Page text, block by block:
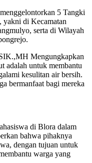
5 Tangki
yakni di Kecamatan
serta di Wilayah
Mengungkapkan
adalah untuk membantu
kesulitan air bersih.
bermanfaat bagi mereka
di Blora dalam
bahwa pihaknya
dengan tujuan untuk
warga yang